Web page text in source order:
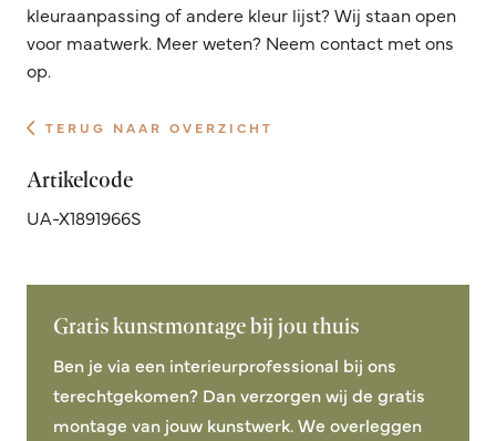
kleuraanpassing of andere kleur lijst? Wij staan open
voor maatwerk. Meer weten? Neem contact met ons
op.
TERUG NAAR OVERZICHT
Artikelcode
UA-X1891966S
Gratis kunstmontage bij jou thuis
Ben je via een interieurprofessional bij ons
terechtgekomen? Dan verzorgen wij de gratis
montage van jouw kunstwerk. We overleggen